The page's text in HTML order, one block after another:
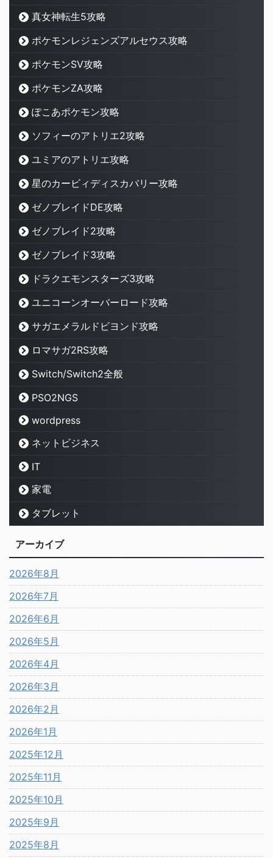
真女神転生5攻略
ポケモンレジェンズアルセウス攻略
ポケモンSV攻略
ポケモンZA攻略
ぽこあポケモン攻略
ソフィーのアトリエ2攻略
ユミアのアトリエ攻略
星のカービィディスカバリー攻略
ゼノブレイドDE攻略
ゼノブレイド2攻略
ゼノブレイド3攻略
ドラクエモンスターズ3攻略
ユニコーンオーバーロード攻略
サガエメラルドビヨンド攻略
ロマサガ2RS攻略
Switch/Switch2全般
PSO2NGS
wordpress
ネットビジネス
IT
家電
タブレット
アーカイブ
2026年8月
2026年7月
2026年6月
2026年5月
2026年4月
2026年3月
2026年2月
2026年1月
2025年12月
2025年11月
2025年10月
2025年9月
2025年8月